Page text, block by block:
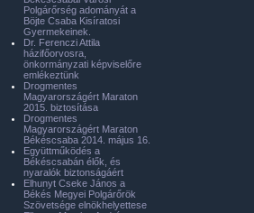
Polgárőrség adományát a
Böjte Csaba Kisíratosi
Gyermekeinek.
Dr. Ferenczi Attila
házifőorvosra,
önkormányzati képviselőre
emlékeztünk
Drogmentes
Magyarországért Maraton
2015. biztosítása
Drogmentes
Magyarországért Maraton
Békéscsaba 2014. május 16.
Együttműködés a
Békéscsabán élők, és
nyaralók biztonságáért
Elhunyt Cseke János a
Békés Megyei Polgárőrök
Szövetsége elnökhelyettese